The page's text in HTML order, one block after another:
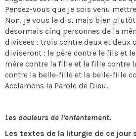
Pensez-vous que je sois venu
Non, je vous le dis, mais bien
désormais cinq personnes de la
divisées : trois contre deux et deux
diviseront : le père contre le fils et
mère contre la fille et la fille contre
contre la belle-fille et la belle-fille
Acclamons la Parole de Dieu.
Les douleurs de l’enfantement.
Les textes de la liturgie de ce jour